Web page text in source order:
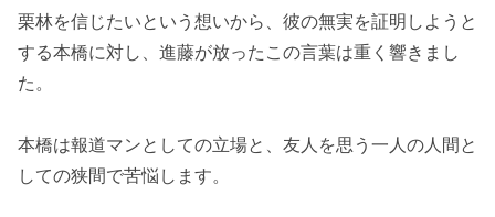
栗林を信じたいという想いから、彼の無実を証明しようと
する本橋に対し、進藤が放ったこの言葉は重く響きまし
た。
本橋は報道マンとしての立場と、友人を思う一人の人間と
しての狭間で苦悩します。